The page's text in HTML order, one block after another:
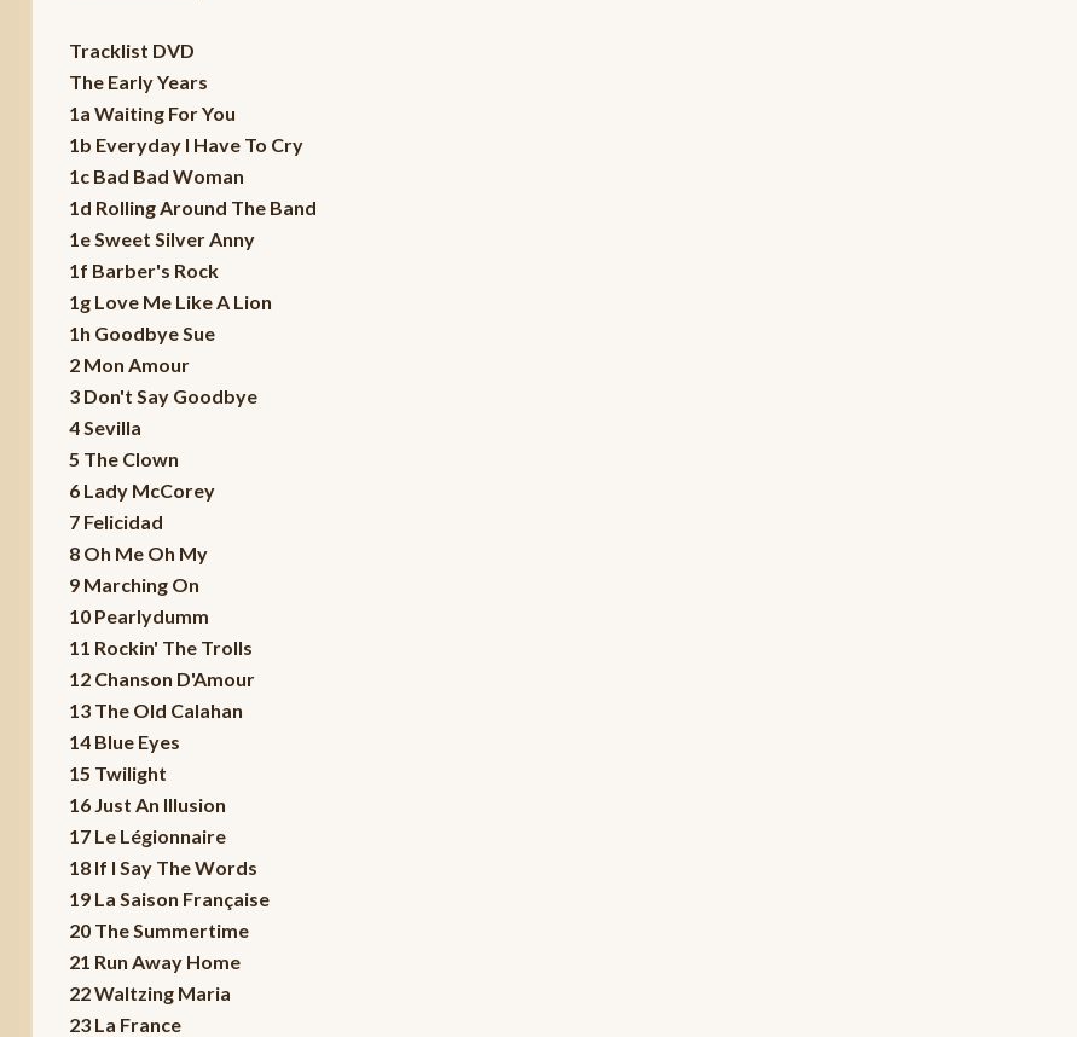
Tracklist DVD
The Early Years
1a Waiting For You
1b Everyday I Have To Cry
1c Bad Bad Woman
1d Rolling Around The Band
1e Sweet Silver Anny
1f Barber's Rock
1g Love Me Like A Lion
1h Goodbye Sue
2 Mon Amour
3 Don't Say Goodbye
4 Sevilla
5 The Clown
6 Lady McCorey
7 Felicidad
8 Oh Me Oh My
9 Marching On
10 Pearlydumm
11 Rockin' The Trolls
12 Chanson D'Amour
13 The Old Calahan
14 Blue Eyes
15 Twilight
16 Just An Illusion
17 Le Légionnaire
18 If I Say The Words
19 La Saison Française
20 The Summertime
21 Run Away Home
22 Waltzing Maria
23 La France